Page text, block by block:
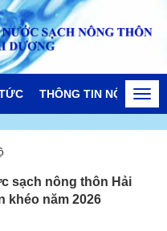
THÔNG TIN NỘI BỘ
sạch nông thôn Hải
khéo năm 2026